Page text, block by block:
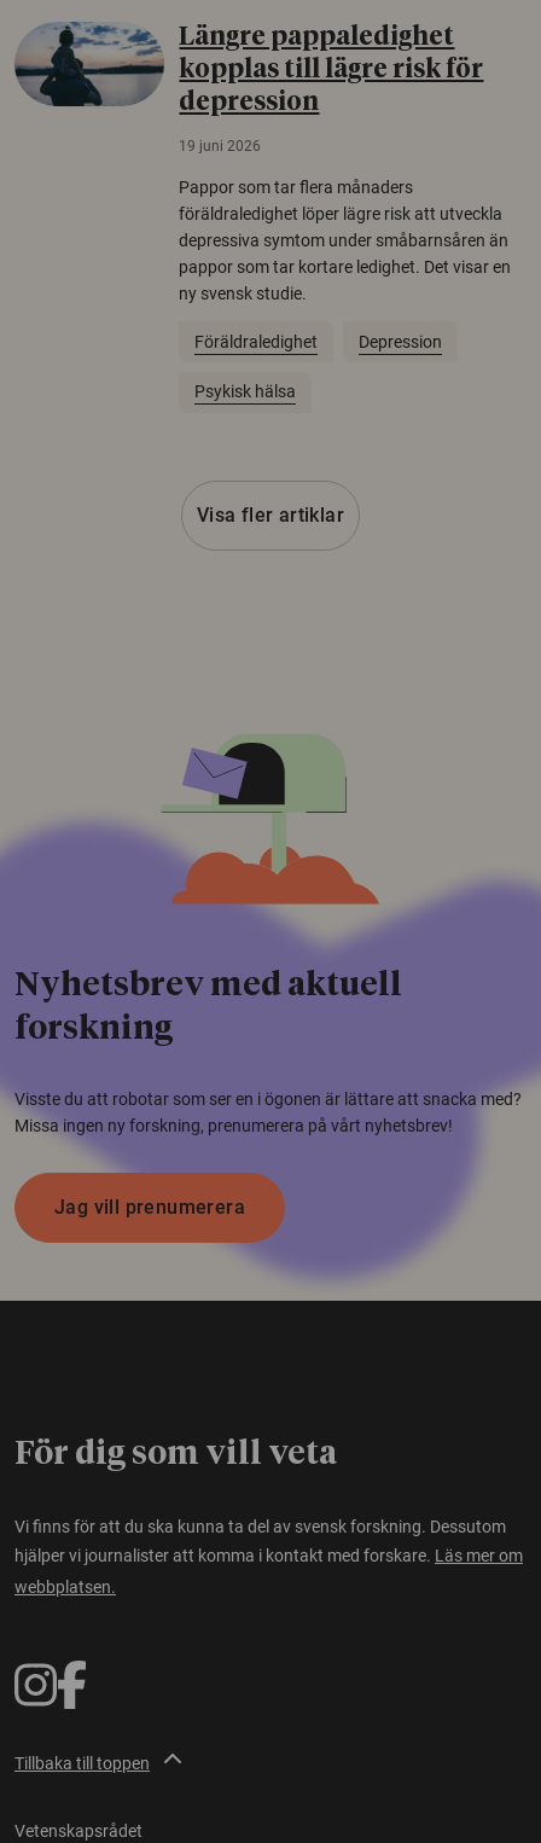
Längre pappaledighet
kopplas till lägre risk för
depression
19 juni 2026
Pappor som tar flera månaders
föräldraledighet löper lägre risk att utveckla
depressiva symtom under småbarnsåren än
pappor som tar kortare ledighet. Det visar en
ny svensk studie.
Föräldraledighet Depression
Psykisk hälsa
Visa fler artiklar
Nyhetsbrev med aktuell
forskning
Visste du att robotar som ser en i ögonen är lättare att snacka med?
Missa ingen ny forskning, prenumerera på vårt nyhetsbrev!
Jag vill prenumerera
För dig som vill veta
Vi finns för att du ska kunna ta del av svensk forskning. Dessutom
hjälper vi journalister att komma i kontakt med forskare. Läs mer om
webbplatsen.
Tillbaka till toppen
Vetenskapsrådet